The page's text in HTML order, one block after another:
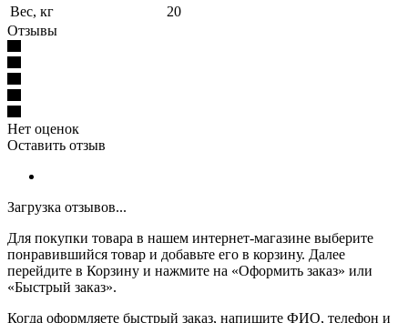
Вес, кг
20
Отзывы
Нет оценок
Оставить отзыв
Загрузка отзывов...
Для покупки товара в нашем интернет-магазине выберите
понравившийся товар и добавьте его в корзину. Далее
перейдите в Корзину и нажмите на «Оформить заказ» или
«Быстрый заказ».
Когда оформляете быстрый заказ, напишите ФИО, телефон и